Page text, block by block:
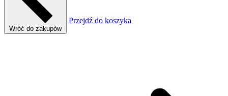
Wróć do zakupów
Przejdź do koszyka